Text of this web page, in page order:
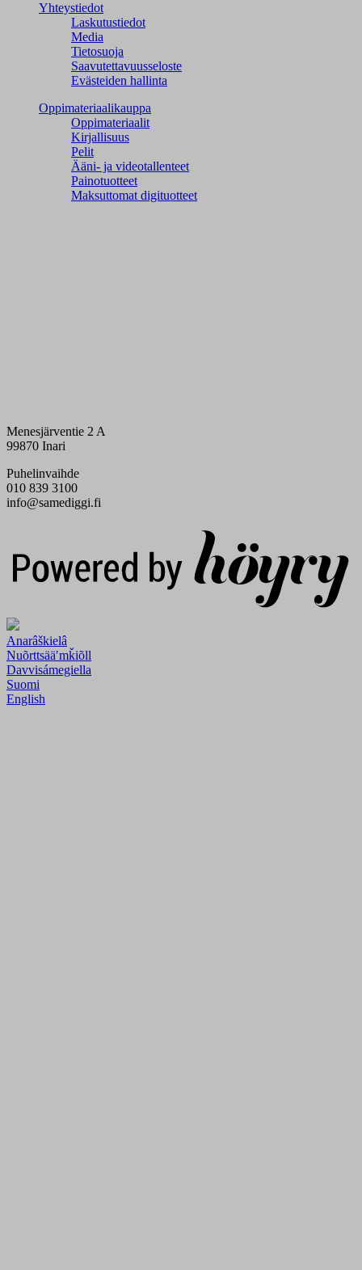
Yhteystiedot
Laskutustiedot
Media
Tietosuoja
Saavutettavuusseloste
Evästeiden hallinta
Oppimateriaalikauppa
Oppimateriaalit
Kirjallisuus
Pelit
Ääni- ja videotallenteet
Painotuotteet
Maksuttomat digituotteet
Menesjärventie 2 A
99870 Inari
Puhelinvaihde
010 839 3100
info@samediggi.fi
Anarâškielâ
Nuõrttsääʹmǩiõll
Davvisámegiella
Suomi
English